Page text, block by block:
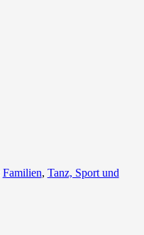
Familien, Tanz, Sport und